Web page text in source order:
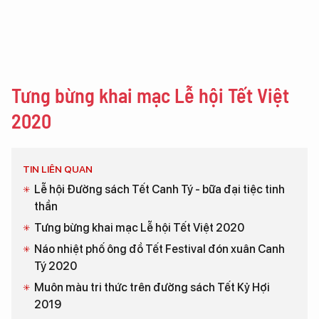
Tưng bừng khai mạc Lễ hội Tết Việt
2020
TIN LIÊN QUAN
Lễ hội Đường sách Tết Canh Tý - bữa đại tiệc tinh
thần
Tưng bừng khai mạc Lễ hội Tết Việt 2020
Náo nhiệt phố ông đồ Tết Festival đón xuân Canh
Tý 2020
Muôn màu tri thức trên đường sách Tết Kỷ Hợi
2019